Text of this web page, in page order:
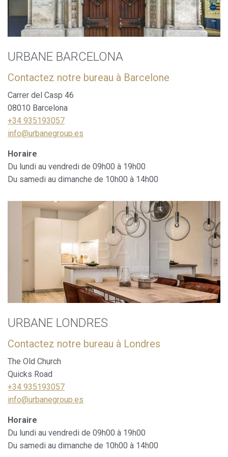
URBANE BARCELONA
Contactez notre bureau à Barcelone
Carrer del Casp 46
08010 Barcelona
+34 935193057
info@urbanegroup.es
Horaire
Du lundi au vendredi de 09h00 à 19h00
Du samedi au dimanche de 10h00 à 14h00
URBANE LONDRES
Contactez notre bureau à Londres
The Old Church
Quicks Road
+34 935193057
info@urbanegroup.es
Horaire
Du lundi au vendredi de 09h00 à 19h00
Du samedi au dimanche de 10h00 à 14h00